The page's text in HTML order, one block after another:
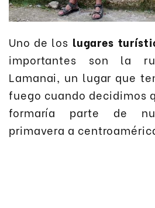
Uno de los lugares
importantes son la
Lamanai, un lugar que
fuego cuando decidimos
formaría parte de
primavera a